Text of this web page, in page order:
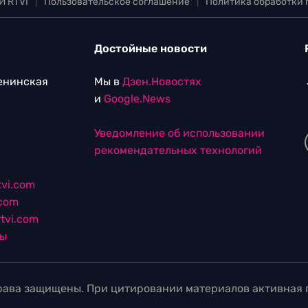
Достойные новости
Мы в Дзен.Новостях
и Google.News
Уведомление об использовании
рекомендательных технологий
защищены. При цитировании материалов активная